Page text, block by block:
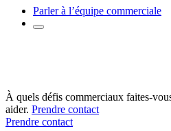
Parler à l’équipe commerciale
À quels défis commerciaux faites-
aider. Prendre contact
Prendre contact